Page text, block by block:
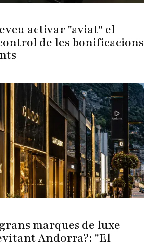
activar "aviat" el
de les bonificacions
marques de luxe
Andorra?: "El